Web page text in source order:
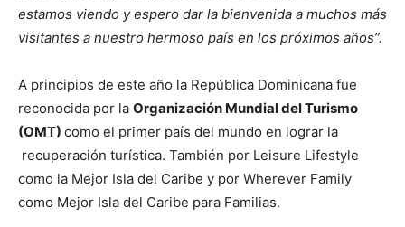
estamos viendo y espero dar la bienvenida a muchos más
visitantes a nuestro hermoso país en los próximos años”.
A principios de este año la República Dominicana fue
reconocida por la Organización Mundial del Turismo
(OMT) como el primer país del mundo en lograr la
recuperación turística. También por Leisure Lifestyle
como la Mejor Isla del Caribe y por Wherever Family
como Mejor Isla del Caribe para Familias.